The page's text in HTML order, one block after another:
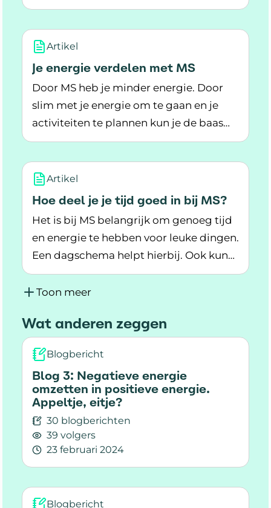
te blijven.
Lees meer over Hoe blijf je mentaal fit met de
Artikel
Je energie verdelen met MS
Door MS heb je minder energie. Door
slim met je energie om te gaan en je
activiteiten te plannen kun je de baas
blijven over je energie.
Lees meer over Je energie verdelen met MS
Artikel
Hoe deel je je tijd goed in bij MS?
Het is bij MS belangrijk om genoeg tijd
en energie te hebben voor leuke dingen.
Een dagschema helpt hierbij. Ook kun
je advies krijgen van je MS-zorgverlener.
Lees meer over Hoe deel je je tijd goed in bij
Toon meer
Wat anderen zeggen
Blogbericht
Blog 3: Negatieve energie
omzetten in positieve energie.
Appeltje, eitje?
30 blogberichten
39 volgers
23 februari 2024
Lees meer over Blog 3: Negatieve energie
Blogbericht